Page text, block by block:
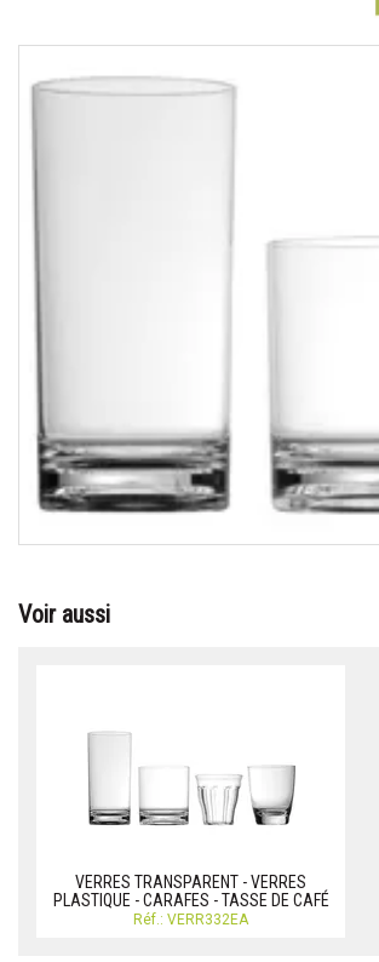
Voir aussi
VERRES TRANSPARENT - VERRES
PLASTIQUE - CARAFES - TASSE DE CAFÉ
Réf.: VERR332EA